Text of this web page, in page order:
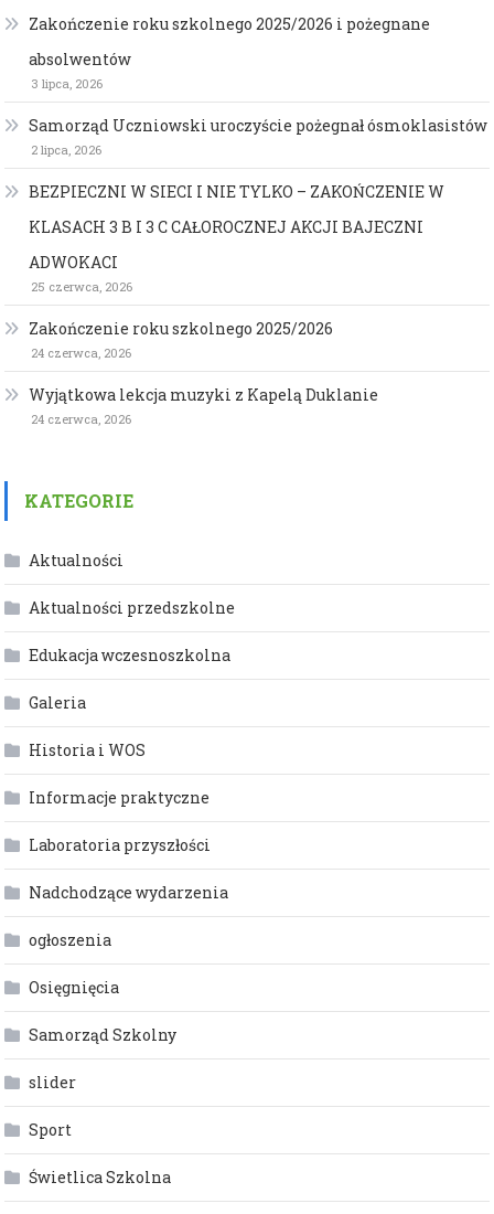
Zakończenie roku szkolnego 2025/2026 i pożegnane
absolwentów
3 lipca, 2026
Samorząd Uczniowski uroczyście pożegnał ósmoklasistów
2 lipca, 2026
BEZPIECZNI W SIECI I NIE TYLKO – ZAKOŃCZENIE W
KLASACH 3 B I 3 C CAŁOROCZNEJ AKCJI BAJECZNI
ADWOKACI
25 czerwca, 2026
Zakończenie roku szkolnego 2025/2026
24 czerwca, 2026
Wyjątkowa lekcja muzyki z Kapelą Duklanie
24 czerwca, 2026
KATEGORIE
Aktualności
Aktualności przedszkolne
Edukacja wczesnoszkolna
Galeria
Historia i WOS
Informacje praktyczne
Laboratoria przyszłości
Nadchodzące wydarzenia
ogłoszenia
Osięgnięcia
Samorząd Szkolny
slider
Sport
Świetlica Szkolna